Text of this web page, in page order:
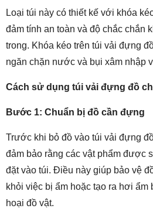
Loại túi này có thiết kế với khóa
đảm tính an toàn và độ chắc chắn
trong. Khóa kéo trên túi vải đựng
ngăn chặn nước và bụi xâm nhập
Cách sử dụng túi vải đựng đồ
Bước 1: Chuẩn bị đồ cần đựng
Trước khi bỏ đồ vào túi vải đựng
đảm bảo rằng các vật phẩm được
đặt vào túi. Điều này giúp bảo vệ
khỏi việc bị ẩm hoặc tạo ra hơi ẩm
hoại đồ vật.